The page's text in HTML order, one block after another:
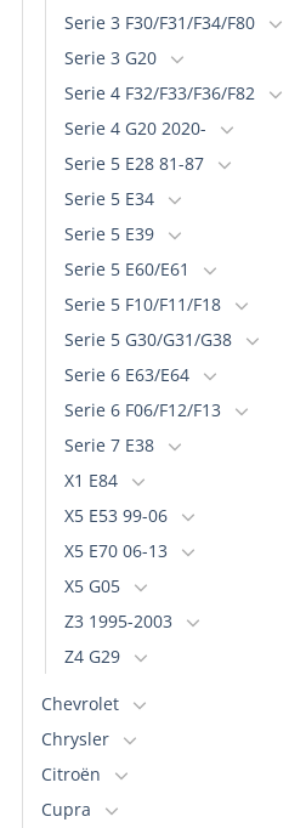
Serie 3 F30/F31/F34/F80
Serie 3 G20
Serie 4 F32/F33/F36/F82
Serie 4 G20 2020-
Serie 5 E28 81-87
Serie 5 E34
Serie 5 E39
Serie 5 E60/E61
Serie 5 F10/F11/F18
Serie 5 G30/G31/G38
Serie 6 E63/E64
Serie 6 F06/F12/F13
Serie 7 E38
X1 E84
X5 E53 99-06
X5 E70 06-13
X5 G05
Z3 1995-2003
Z4 G29
Chevrolet
Chrysler
Citroën
Cupra